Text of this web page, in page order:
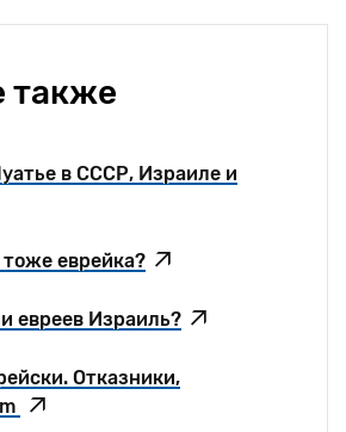
также
в СССР, Израиле и
еврейка?
евреев Израиль?
Отказники,